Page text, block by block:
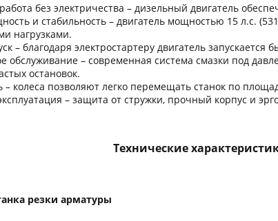
без электричества – дизельный двигатель
и стабильность – двигатель мощностью 15 л.с.
нагрузками.
– благодаря электростартеру двигатель запускается
обслуживание – современная система смазки под
остановок.
– колеса позволяют легко перемещать станок по
– защита от стружки, прочный корпус и
Технические
резки арматуры